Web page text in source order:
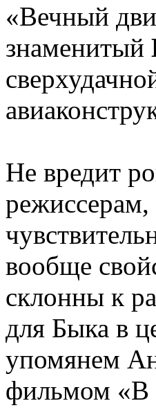
«Вечный
знаменитый
Не вредит
режиссерам,
вообще
склонны к
для Быка в
упомянем
фильмом «В